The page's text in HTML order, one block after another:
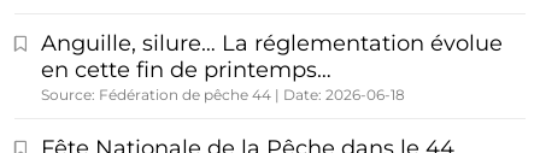
Anguille, silure… La réglementation évolue
en cette fin de printemps…
Source: Fédération de pêche 44 Date: 2026-06-18